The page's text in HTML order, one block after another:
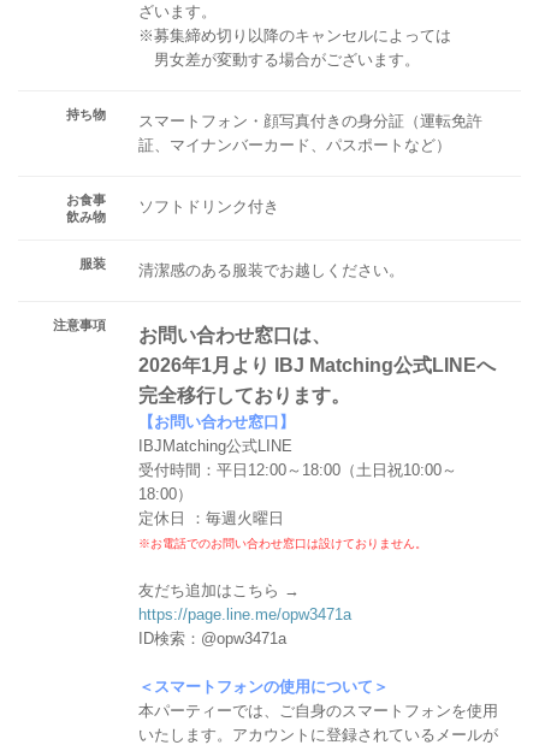
ざいます。
※募集締め切り以降のキャンセルによっては
男女差が変動する場合がございます。
持ち物
スマートフォン・顔写真付きの身分証（運転免許
証、マイナンバーカード、パスポートなど）
お食事
飲み物
ソフトドリンク付き
服装 清潔感のある服装でお越しください。
注意事項
お問い合わせ窓口は、
2026年1月より IBJ Matching公式LINEへ
完全移行しております。
【お問い合わせ窓口】
IBJMatching公式LINE
受付時間：平日12:00～18:00（土日祝10:00～
18:00）
定休日 ：毎週火曜日
※お電話でのお問い合わせ窓口は設けておりません。
友だち追加はこちら →
https://page.line.me/opw3471a
ID検索：@opw3471a
＜スマートフォンの使用について＞
本パーティーでは、ご自身のスマートフォンを使用
いたします。アカウントに登録されているメールが